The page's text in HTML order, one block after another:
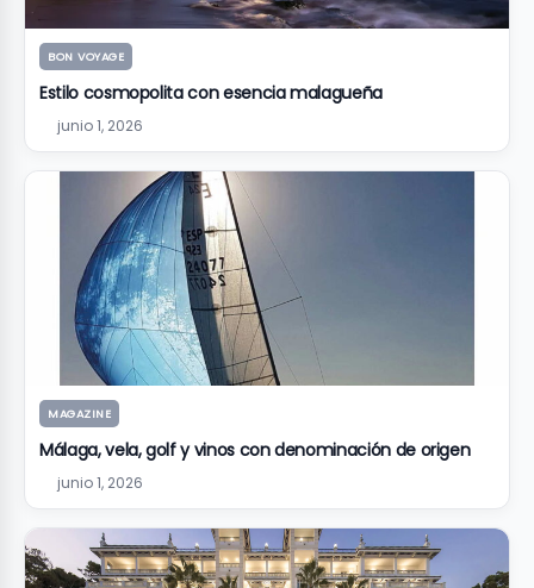
BON VOYAGE
Estilo cosmopolita con esencia malagueña
junio 1, 2026
MAGAZINE
Málaga, vela, golf y vinos con denominación de origen
junio 1, 2026